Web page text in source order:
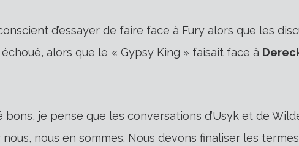
d’essayer de faire face à Fury alors que les
alors que le « Gypsy King » faisait face à
je pense que les conversations d’Usyk et de
nous en sommes. Nous devons finaliser les